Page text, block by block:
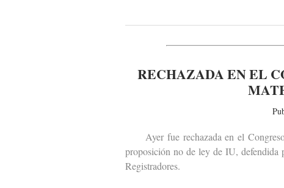
RECHAZADA EN EL
Ayer fue rechazada en el
proposición no de ley de IU, defendida
Registradores.